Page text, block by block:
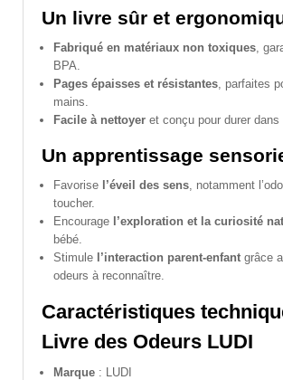
Un livre sûr et
Fabriqué en matériaux non toxiques,
BPA.
Pages épaisses et résistantes, parfaites
mains.
Facile à nettoyer et conçu pour durer
Un apprentissage
Favorise l’éveil des sens, notamment
toucher.
Encourage l’exploration et la curiosité
bébé.
Stimule l’interaction parent-enfant grâce
odeurs à reconnaître.
Caractéristiques
Livre des Odeurs LUDI
Marque : LUDI